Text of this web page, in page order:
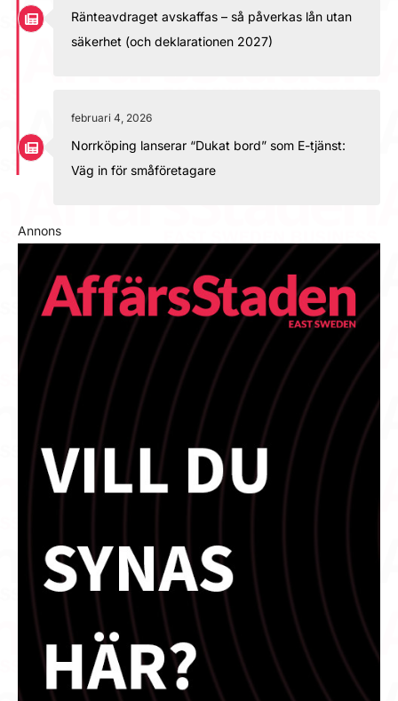
Ränteavdraget avskaffas – så påverkas lån utan
säkerhet (och deklarationen 2027)
februari 4, 2026
Norrköping lanserar “Dukat bord” som E-tjänst:
Väg in för småföretagare
Annons